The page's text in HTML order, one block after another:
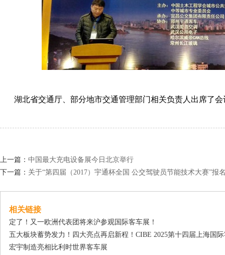
湖北省交通厅、部分地市交通管理部门相关负责人出席了会
上一篇： 中国最大充电设备展今日北京举行
下一篇： 关于“第四届（2017）宇通杯全国 公交驾驶员节能技术大赛”报
相关链接
定了！又一欧洲代表团将来沪参观国际客车展！
五大板块蓄势发力！四大亮点再启新程！CIBE 2025第十四届上海国
宏宇制造亮相比利时世界客车展